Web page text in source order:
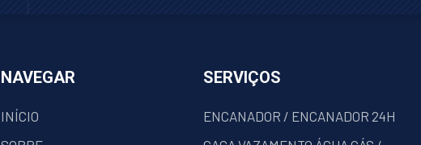
NAVEGAR
INÍCIO
SERVIÇOS
ENCANADOR / ENCANADOR 24H